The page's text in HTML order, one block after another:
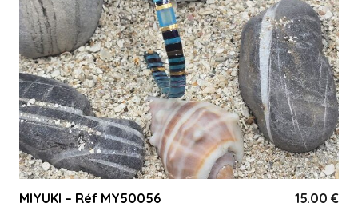
MIYUKI – Réf MY50056 15.00 €